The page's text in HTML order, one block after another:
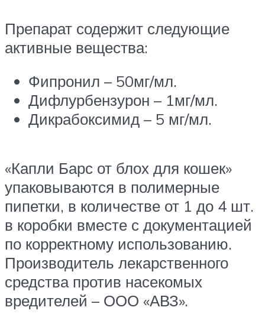
Препарат содержит следующие
активные вещества:
Фипронил – 50мг/мл.
Дифлурбензурон – 1мг/мл.
Дикрабоксимид – 5 мг/мл.
«Капли Барс от блох для кошек»
упаковываются в полимерные
пипетки, в количестве от 1 до 4 шт.
в коробки вместе с документацией
по корректному использованию.
Производитель лекарственного
средства против насекомых
вредителей – ООО «АВЗ».